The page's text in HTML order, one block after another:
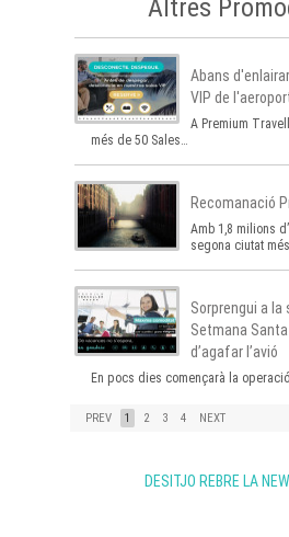
Altres
Abans
VIP de
A Premium
més de 50 Sales…
Recomanació
Amb 1,8 milions
segona ciutat més…
Sorprengui a
Setmana
d’agafar l’avió
En pocs dies començarà la
PREV 1 2 3 4 NEXT
DESITJO REBRE LA